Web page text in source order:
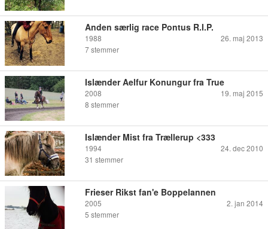
Anden særlig race Pontus R.I.P.
1988
26. maj 2013
7 stemmer
Islænder Aelfur Konungur fra True
2008
19. maj 2015
8 stemmer
Islænder Mist fra Trællerup <333
1994
24. dec 2010
31 stemmer
Frieser Rikst fan'e Boppelannen
2005
2. jan 2014
5 stemmer